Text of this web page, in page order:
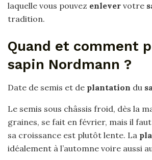
laquelle vous pouvez enlever votre
tradition.
Quand et comment
sapin Nordmann ?
Date de semis et de plantation du
Le semis sous châssis froid, dès la
graines, se fait en février, mais il
sa croissance est plutôt lente. La
idéalement à l’automne voire aussi